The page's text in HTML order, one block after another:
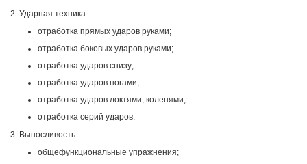
2. Ударная техника
отработка прямых ударов руками;
отработка боковых ударов руками;
отработка ударов снизу;
отработка ударов ногами;
отработка ударов локтями, коленями;
отработка серий ударов.
3. Выносливость
общефункциональные упражнения;